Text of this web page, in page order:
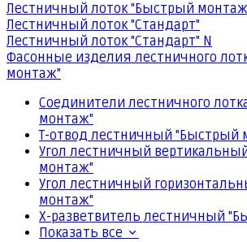
Лестничный лоток "Быстрый
Лестничный лоток "Стандарт"
Лестничный лоток "Стандарт" N
Фасонные изделия лестничного
монтаж"
Соединители лестничного
монтаж"
Т-отвод лестничный "Быстрый
Угол лестничный
монтаж"
Угол лестничный
монтаж"
Х-разветвитель лестничный
Показать все